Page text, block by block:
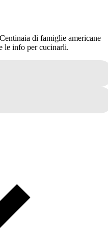
di famiglie americane
le info per cucinarli.